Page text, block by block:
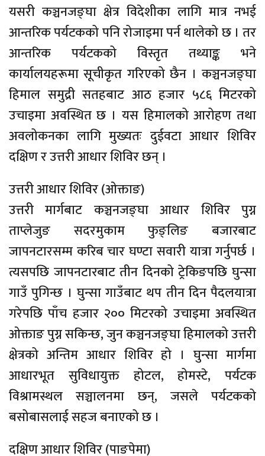
यसरी कञ्चनजङ्घा क्षेत्र विदेशीका लागि मात्र नभई
आन्तरिक पर्यटकको पनि रोजाइमा पर्न थालेको छ । तर
आन्तरिक पर्यटकको विस्तृत तथ्याङ्क भने
कार्यालयहरूमा सूचीकृत गरिएको छैन । कञ्चनजङ्घा
हिमाल समुद्री सतहबाट आठ हजार ५८६ मिटरको
उचाइमा अवस्थित छ । यस हिमालको आरोहण तथा
अवलोकनका लागि मुख्यतः दुईवटा आधार शिविर
दक्षिण र उत्तरी आधार शिविर छन् ।
उत्तरी आधार शिविर (ओक्ताङ)
उत्तरी मार्गबाट कञ्चनजङ्घा आधार शिविर पुग्न
ताप्लेजुङ सदरमुकाम फुङ्लिङ बजारबाट
जापनटारसम्म करिब चार घण्टा सवारी यात्रा गर्नुपर्छ ।
त्यसपछि जापनटारबाट तीन दिनको ट्रेकिङपछि घुन्सा
गाउँ पुगिन्छ । घुन्सा गाउँबाट थप तीन दिन पैदलयात्रा
गरेपछि पाँच हजार २०० मिटरको उचाइमा अवस्थित
ओक्ताङ पुग्न सकिन्छ, जुन कञ्चनजङ्घा हिमालको उत्तरी
क्षेत्रको अन्तिम आधार शिविर हो । घुन्सा मार्गमा
आधारभूत सुविधायुक्त होटल, होमस्टे, पर्यटक
विश्रामस्थल सञ्चालनमा छन्, जसले पर्यटकको
बसोबासलाई सहज बनाएको छ ।
दक्षिण आधार शिविर (पाङपेमा)